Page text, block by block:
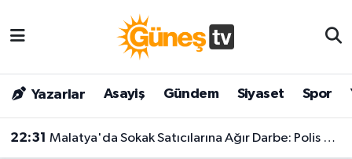
Yazarlar Asayiş Gündem Siyaset Spor
22:31 Malatya'da Sokak Satıcılarına Ağır Darbe: Polis Adım Adım Takip Etti!
Bilim & Teknoloji
Dünya
Malatya Nöbetçi Eczaneler
Malatya Hava Durumu
Malatya Namaz Vakitleri